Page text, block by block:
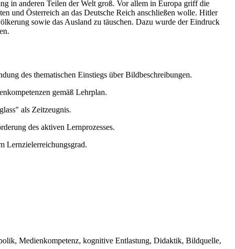
in anderen Teilen der Welt groß. Vor allem in Europa griff die
und Österreich an das Deutsche Reich anschließen wolle. Hitler
sowie das Ausland zu täuschen. Dazu wurde der Eindruck
des thematischen Einstiegs über Bildbeschreibungen.
gemäß Lehrplan.
als Zeitzeugnis.
des aktiven Lernprozesses.
Lernzielerreichungsgrad.
Medienkompetenz, kognitive Entlastung, Didaktik, Bildquelle,